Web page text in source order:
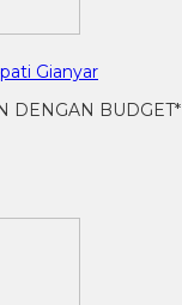
Gianyar
DENGAN BUDGET*